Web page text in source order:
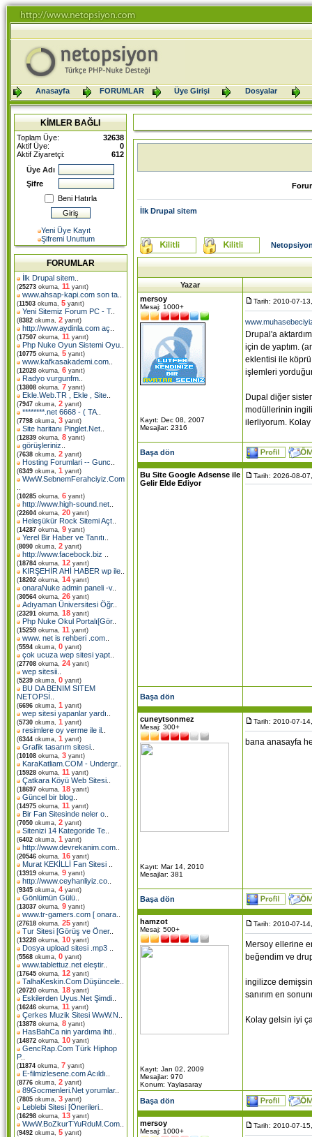
Anasayfa FORUMLAR Üye Girişi Dosyalar
KİMLER BAĞLI
Toplam Üye:
32638
Aktif Üye:
0
Aktif Ziyaretçi:
612
Üye Adı
Şifre
Beni Hatırla
Yeni Üye Kayıt
Şifremi Unuttum
FORUMLAR
İlk Drupal sitem
(25273 okuma, 11 yanıt)
www.ahsap-kapi.com son ta
(11503 okuma, 5 yanıt)
Yeni Sitemiz Forum PC - T..
(8382 okuma, 2 yanıt)
http://www.aydinla.com aç
(17507 okuma, 11 yanıt)
Php Nuke Oyun Sistemi Oyu
(10775 okuma, 5 yanıt)
www.kafkasakademi.com
(12028 okuma, 6 yanıt)
Radyo vurgunfm
(13808 okuma, 7 yanıt)
Ekle.Web.TR , Ekle , Site
(7947 okuma, 2 yanıt)
********.net 6668 - ( TA
(7798 okuma, 3 yanıt)
Site haritanı Pinglet.Net
(12839 okuma, 8 yanıt)
görüşleriniz
(7638 okuma, 2 yanıt)
Hosting Forumlari -- Gunc
(6349 okuma, 1 yanıt)
WwW.SebnemFerahciyiz.Com
(10285 okuma, 6 yanıt)
http://www.high-sound.net
(22604 okuma, 20 yanıt)
Heleşükür Rock Sitemi Açt
(14287 okuma, 9 yanıt)
Yerel Bir Haber ve Tanıtı
(8090 okuma, 2 yanıt)
http://www.facebock.biz
(18784 okuma, 12 yanıt)
KIRŞEHİR AHİ HABER wp ile
(18202 okuma, 14 yanıt)
onaraNuke admin paneli -v..
(30564 okuma, 26 yanıt)
Adıyaman Üniversitesi Öğr..
(23291 okuma, 18 yanıt)
Php Nuke Okul Portalı[Gör..
(15259 okuma, 11 yanıt)
www. net is rehberi .com
(5594 okuma, 0 yanıt)
çok ucuza wep sitesi yapt
(27708 okuma, 24 yanıt)
wep sitesii
(5239 okuma, 0 yanıt)
BU DA BENIM SITEM
NETOPSİ
(6696 okuma, 1 yanıt)
wep sitesi yapanlar yardı
(5730 okuma, 1 yanıt)
resimlere oy verme ile il
(6344 okuma, 1 yanıt)
Grafik tasarım sitesi
(10108 okuma, 3 yanıt)
KaraKatliam.COM - Undergr..
(15928 okuma, 11 yanıt)
Çatkara Köyü Web Sitesi
(18697 okuma, 18 yanıt)
Güncel bir blog
(14975 okuma, 11 yanıt)
Bir Fan Sitesinde neler o
(7050 okuma, 2 yanıt)
Sitenizi 14 Kategoride Te
(6402 okuma, 1 yanıt)
http://www.devrekanim.com
(20546 okuma, 16 yanıt)
Murat KEKİLLİ Fan Sitesi
(13919 okuma, 9 yanıt)
http://www.ceyhanliyiz.co
(9345 okuma, 4 yanıt)
Gönlümün Gülü
(13037 okuma, 9 yanıt)
www.tr-gamers.com [ onara
(27618 okuma, 25 yanıt)
Tur Sitesi [Görüş ve Öner..
(13228 okuma, 10 yanıt)
Dosya upload sitesi .mp3
(5568 okuma, 0 yanıt)
www.tablettuz.net eleştir..
(17645 okuma, 12 yanıt)
TalhaKeskin.Com Düşüncele
(20720 okuma, 18 yanıt)
Eskilerden Uyus.Net Şimdi
(16246 okuma, 11 yanıt)
Çerkes Muzik Sitesi WwW.N
(13878 okuma, 8 yanıt)
HasBahCa nin yardıma ihti
(14872 okuma, 10 yanıt)
GencRap.Com Türk Hiphop
P..
(11874 okuma, 7 yanıt)
E-filmizlesene.com Acıldı
(8776 okuma, 2 yanıt)
89Gocmenleri.Net yorumlar..
(7805 okuma, 3 yanıt)
Leblebi Sitesi [Önerileri
(16298 okuma, 13 yanıt)
WwW.BoZkurTYuRduM.Com
(9492 okuma, 5 yanıt)
İlk Drupal sitem
Yazar
mersoy
Mesaj: 1000+
Kayıt: Dec 08, 2007
Mesajlar: 2316
Tarih: 2010-07-
Drupal'a
için de yaptım.
eklentisi ile köprü
işlemleri
Dupal diğer
modüllerinin
ilerliyorum.
Başa dön
Bu Site Google Adsense ile
Gelir Elde Ediyor
Tarih: 2026-08-
Başa dön
cuneytsonmez
Mesaj: 300+
Kayıt: Mar 14, 2010
Mesajlar: 381
Tarih: 2010-07-
bana anasayfa
Başa dön
hamzot
Mesaj: 500+
Kayıt: Jan 02, 2009
Mesajlar: 970
Konum: Yaylasaray
Tarih: 2010-07-
Mersoy ellerine
beğendim ve
ingilizce
sanırım en
Kolay gelsin iyi
Başa dön
mersoy
Mesaj: 1000+
Tarih: 2010-07-